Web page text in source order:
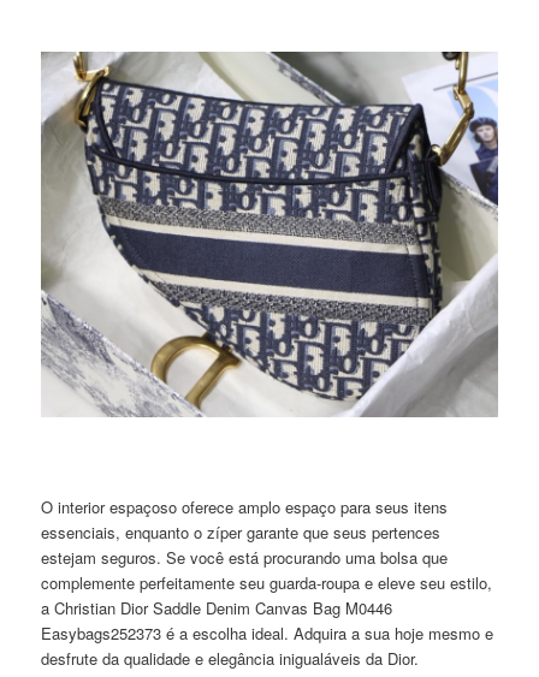
O interior espaçoso oferece amplo espaço para seus itens
essenciais, enquanto o zíper garante que seus pertences
estejam seguros. Se você está procurando uma bolsa que
complemente perfeitamente seu guarda-roupa e eleve seu estilo,
a Christian Dior Saddle Denim Canvas Bag M0446
Easybags252373 é a escolha ideal. Adquira a sua hoje mesmo e
desfrute da qualidade e elegância inigualáveis da Dior.